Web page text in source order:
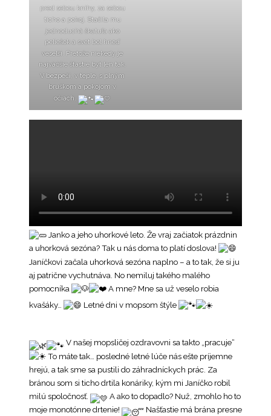
pred sebou knihy, za sebou
ticho a pokoj. Stačila mu
jednoduchá škatuľa ako
peliešok a svet bol hneď
veselší. Pretože niekedy je
najväčšie šťastie byť len tak.
V bezpečí, v teple, s plným
bruškom a pokojom v
očiach.
Janko a jeho uhorkové leto. Že vraj začiatok prázdnin
a uhorková sezóna? Tak u nás doma to platí doslova!
Janíčkovi začala uhorková sezóna naplno – a to tak, že si ju
aj patrične vychutnáva. No nemiluj takého malého
pomocníka
A mne? Mne sa už veselo robia
kvašáky…
Letné dni v mopsom štýle
V našej mopsličej ozdravovni sa takto „pracuje“
To máte tak… posledné letné lúče nás ešte príjemne
hrejú, a tak sme sa pustili do záhradníckych prác. Za
bránou som si ticho drtila konáriky, kým mi Janíčko robil
milú spoločnosť.
A ako to dopadlo? Nuž, zmohlo ho to
moje monotónne drtenie!
Našťastie má brána presne